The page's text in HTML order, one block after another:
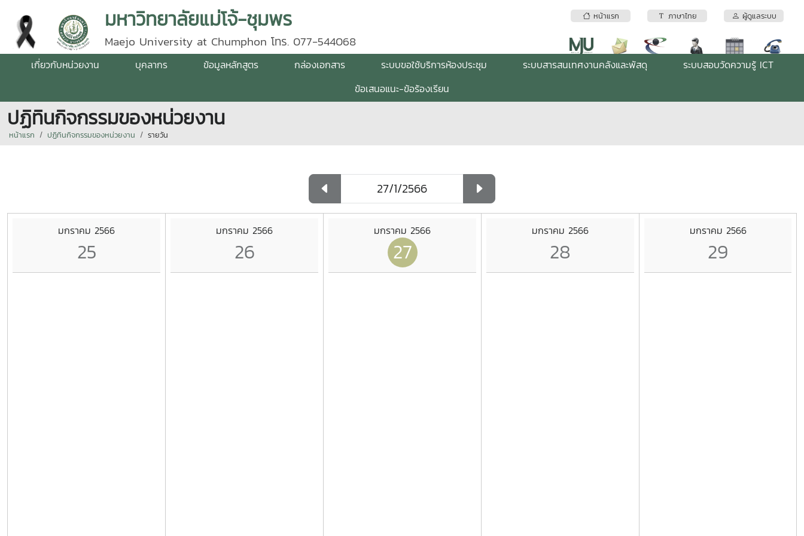
หน้าแรก ภาษาไทย ผู้ดูแลระบบ
มหาวิทยาลัยแม่โจ้-ชุมพร
Maejo University at Chumphon โทร. 077-544068
เกี่ยวกับหน่วยงาน บุคลากร ข้อมูลหลักสูตร กล่องเอกสาร ระบบขอใช้บริการห้องประชุม ระบบสารสนเทศงานคลังและพัสดุ
ระบบสอบวัดความรู้ ICT
ข้อเสนอแนะ-ข้อร้องเรียน
ปฏิทินกิจกรรมของหน่วยงาน
หน้าแรก ปฏิทินกิจกรรมของหน่วยงาน รายวัน
มกราคม 2566
25
มกราคม 2566
26
มกราคม 2566
27
มกราคม 2566
28
มกราคม 2566
29